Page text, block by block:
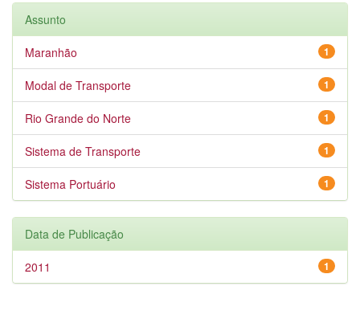
Assunto
1
Maranhão
1
Modal de Transporte
1
Rio Grande do Norte
1
Sistema de Transporte
1
Sistema Portuário
Data de Publicação
1
2011